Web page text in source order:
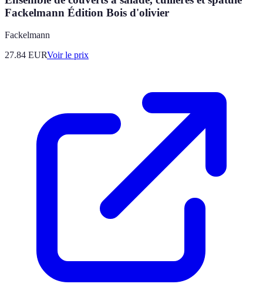
Fackelmann Édition Bois d'olivier
Fackelmann
27.84 EURVoir le prix